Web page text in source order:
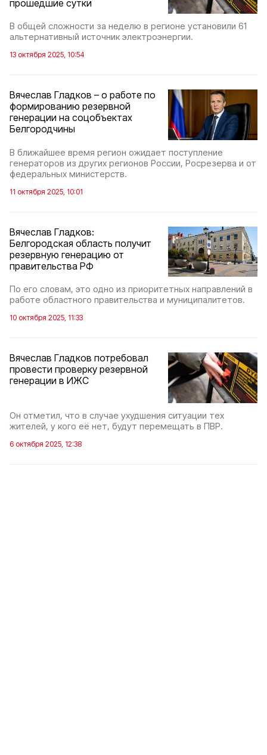
прошедшие сутки
В общей сложности за неделю в регионе установили 61
альтернативный источник электроэнергии.
13 октября 2025, 10:54
Вячеслав Гладков – о работе по
формированию резервной
генерации на соцобъектах
Белгородчины
В ближайшее время регион ожидает поступление
генераторов из других регионов России, Росрезерва и от
федеральных министерств.
11 октября 2025, 10:01
Вячеслав Гладков:
Белгородская область получит
резервную генерацию от
правительства РФ
По его словам, это одно из приоритетных направлений в
работе областного правительства и муниципалитетов.
10 октября 2025, 11:33
Вячеслав Гладков потребовал
провести проверку резервной
генерации в ИЖС
Он отметил, что в случае ухудшения ситуации тех
жителей, у кого её нет, будут перемещать в ПВР.
6 октября 2025, 12:38